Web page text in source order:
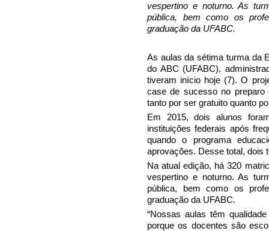
vespertino e noturno. As
pública, bem como os
graduação da UFABC.
As aulas da sétima turma da
do ABC (UFABC),
tiveram início hoje (7). O
case de sucesso no preparo
tanto por ser gratuito quanto
Em 2015, dois alunos
instituições federais após
quando o programa
aprovações. Desse total, dois
Na atual edição, há 320
vespertino e noturno. As
pública, bem como os
graduação da UFABC.
“Nossas aulas têm
porque os docentes são